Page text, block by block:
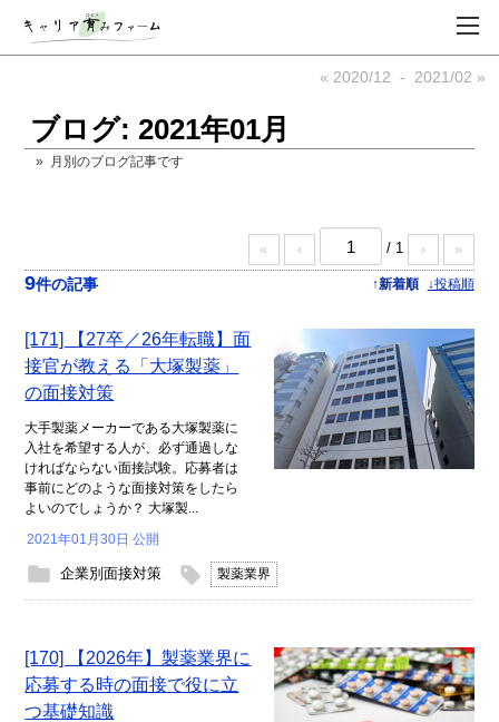
ブログ: 2021年01月
« 2020/12 - 2021/02 »
» 月別のブログ記事です
9件の記事 ↑新着順 ↓投稿順
« ‹ / 1 › »
[171] 【27卒／26年転職】面
接官が教える「大塚製薬」
の面接対策
大手製薬メーカーである大塚製薬に
入社を希望する人が、必ず通過しな
ければならない面接試験。応募者は
事前にどのような面接対策をしたら
よいのでしょうか？ 大塚製...
2021年01月30日 公開
企業別面接対策 製薬業界
[170] 【2026年】製薬業界に
応募する時の面接で役に立
つ基礎知識